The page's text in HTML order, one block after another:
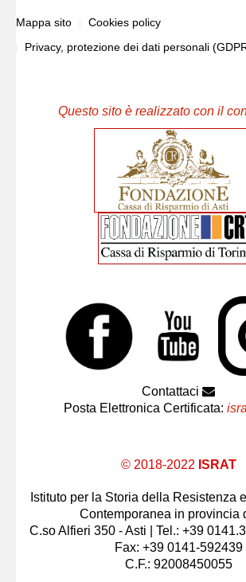
Mappa sito
Cookies policy
Privacy, protezione dei dati personali
Questo sito è realizzato con il
Contattaci
Posta Elettronica Certificata:
© 2018-2022 ISRAT
Istituto per la Storia della Resistenza
Contemporanea in provincia
C.so Alfieri 350 - Asti | Tel.: +39
Fax: +39 0141-592439
C.F.: 92008450055